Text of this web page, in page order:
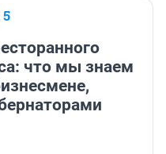
что мы знаем